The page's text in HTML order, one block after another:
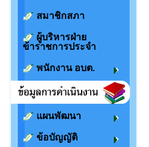
สมาชิกสภา
ผู้บริหารฝ่าย
ข้าราชการประจำ
พนักงาน อบต.
แผนพัฒนา
ข้อบัญญัติ